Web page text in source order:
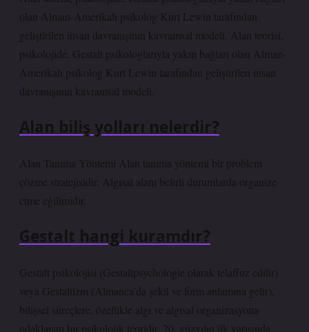
olan Alman-Amerikalı psikolog Kurt Lewin tarafından
geliştirilen insan davranışının kavramsal modeli. Alan teorisi,
psikolojide, Gestalt psikologlarıyla yakın bağları olan Alman-
Amerikalı psikolog Kurt Lewin tarafından geliştirilen insan
davranışının kavramsal modeli.
Alan biliş yolları nelerdir?
Alan Tanıma Yöntemi Alan tanıma yöntemi bir problem
çözme stratejisidir. Algısal alanı belirli durumlarda organize
etme eğilimidir.
Gestalt hangi kuramdır?
Gestalt psikolojisi (Gestaltpsychologie olarak telaffuz edilir)
veya Gestaltizm (Almanca’da şekil ve form anlamına gelir),
bilişsel süreçlere, özellikle algı ve algısal organizasyona
odaklanan bir psikolojik teoridir. 20. yüzyılın ilk yarısında